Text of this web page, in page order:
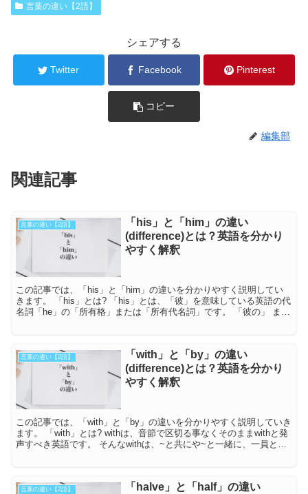
言葉の違い【2語】
シェアする
Twitter Facebook Pinterest
コピー
編集部
関連記事
言葉の違い【2語】
「his」と「him」の違い
(difference)とは？英語を分かり
やすく解釈
この記事では、「his」と「him」の違いを分かりやすく説明してい
きます。 「his」とは? 「his」とは、「彼」を意味している英語の代
名詞「he」の「所有格」または「所有代名詞」です。 「彼の」 また
言葉の違い【2語】
「with」と「by」の違い
(difference)とは？英語を分かり
やすく解釈
この記事では、「with」と「by」の違いを分かりやすく説明していき
ます。 「with」とは? withは、音節で区切る事なくそのままwithと発
声すべき英語です。 そんなwithは、~と共にや~と一緒に、一員とし
言葉の違い【2語】
「halve」と「half」の違い